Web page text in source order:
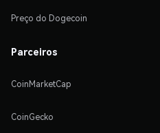
Preço do Dogecoin
Parceiros
CoinMarketCap
CoinGecko